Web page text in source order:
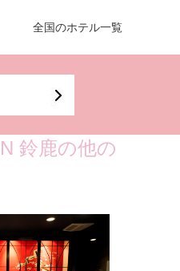
全国のホテル一覧
鈴鹿の他の